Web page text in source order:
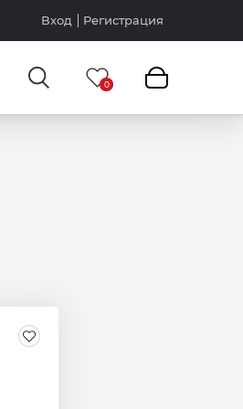
Вход Регистрация